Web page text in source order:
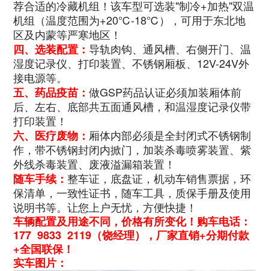
荐合适的冷藏机组！该车型可选装"制冷+加热"双温
机组（温度范围为+20℃-18℃），可用于东北地
区及内蒙等严寒地区！
四、选装配置：导轨肉钩、通风槽、右侧开门、温
湿度记录仪、打印装置、不锈钢厢板、12V-24V外
接电源等。
五、药品疫苗：做GSP药品认证必须加装厢体前
后、左右、底部共五面通风槽，和温湿度记录仪带
打印装置！
六、医疗废物： 厢体内部必须是全封闭式不锈钢制
作，带不锈钢封闭内掀门，加装杀毒喷雾装置、紫
外线杀毒装置、废液溢漏箱装置！
随车手续：整车证，底盘证，机动车销售票据，环
保清单，一致性证书，随车工具，质保手册及使用
说明书等。让您上户无忧，方便快捷！
车辆配置及用途不同，价格有所变化！购车电话：
177 9833 2119（饶经理），厂家直销+分期付款
+全国联保！
实车图片：